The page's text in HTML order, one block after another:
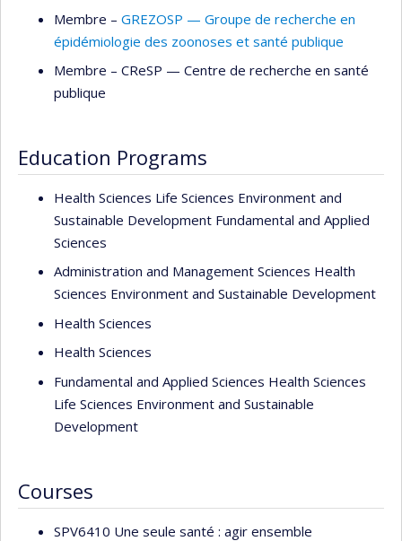
Evaluative Health Research at McGill University (2018). Dr.
Aenishaenslin has worked internationally for several years
and with indigenous people in Canada. She co-founded the
Groupe International Vétérinaire in the faculty of
veterinary medicine at Université de Montréal and is doing
evaluations, using the OneHealth approach.
Membre – GREZOSP — Groupe de recherche en
épidémiologie des zoonoses et santé publique
Membre – CReSP — Centre de recherche en santé
publique
Education Programs
Health Sciences Life Sciences Environment and
Sustainable Development Fundamental and Applied
Sciences
Administration and Management Sciences Health
Sciences Environment and Sustainable Development
Health Sciences
Health Sciences
Fundamental and Applied Sciences Health Sciences
Life Sciences Environment and Sustainable
Development
Courses
SPV6410 Une seule santé : agir ensemble